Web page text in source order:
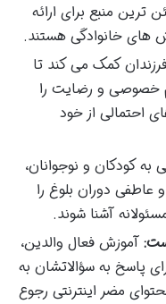
ترین منبع برای ارائه
های خانوادگی هستند.
کمک می کند تا
خصوصی و رضایت را
احتمالی از خود
کودکان و نوجوانان،
دوران بلوغ را
آشنا شوند.
آموزش فعال والدین،
پاسخ به سؤالاتشان به
مضر اینترنتی رجوع